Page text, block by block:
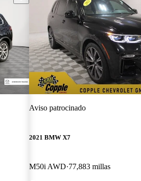
Aviso patrocinado
2021 BMW X7
M50i AWD 77,883 millas